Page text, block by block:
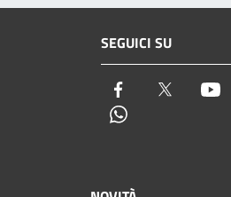
SEGUICI SU
Facebook Twitter